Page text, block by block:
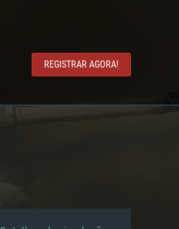
REGISTRAR AGORA!